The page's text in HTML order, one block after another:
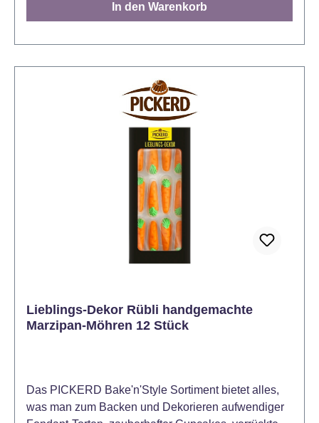
zwischen 8° C - 20° CIn den Warenkorb
Lieblings-Dekor Rübli handgemachte
Marzipan-Möhren 12 Stück
Das PICKERD Bake'n'Style Sortiment bietet alles,
was man zum Backen und Dekorieren aufwendiger